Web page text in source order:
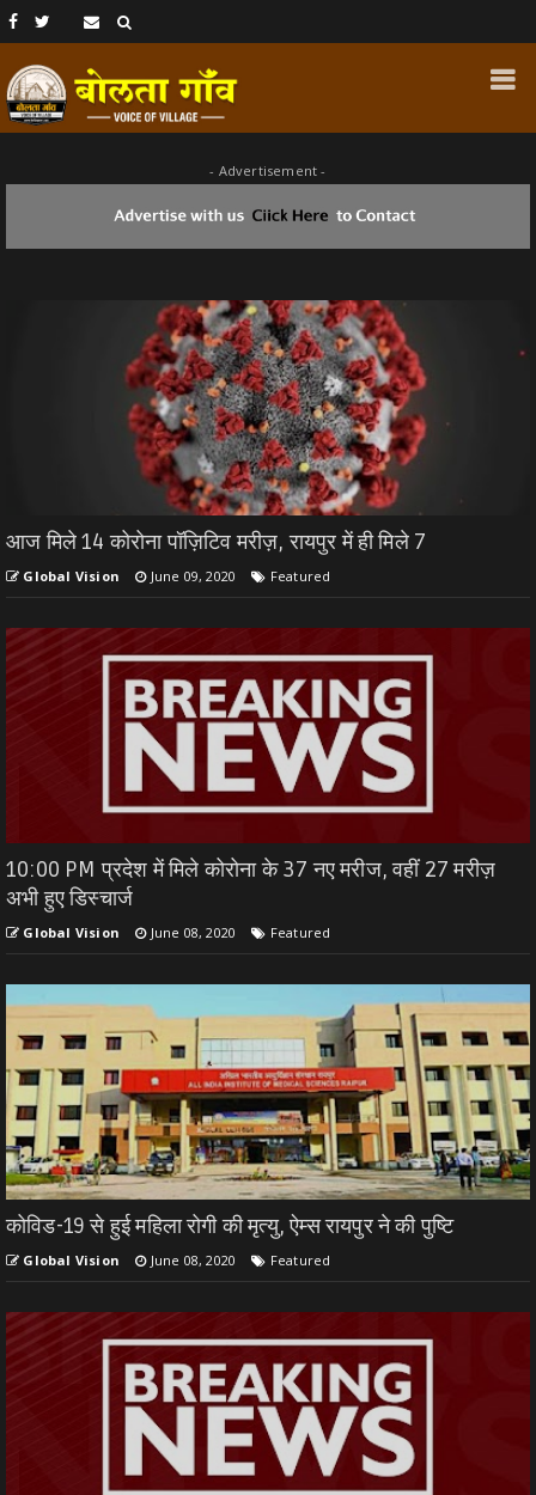
- Advertisement -
आज मिले 14 कोरोना पॉज़िटिव मरीज़, रायपुर में ही मिले 7
Global Vision June 09, 2020 Featured
10:00 PM प्रदेश में मिले कोरोना के 37 नए मरीज, वहीं 27 मरीज़
अभी हुए डिस्चार्ज
Global Vision June 08, 2020 Featured
कोविड-19 से हुई महिला रोगी की मृत्यु, ऐम्स रायपुर ने की पुष्टि
Global Vision June 08, 2020 Featured